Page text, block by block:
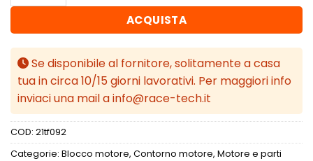
ACQUISTA
Se disponibile al fornitore, solitamente a casa
tua in circa 10/15 giorni lavorativi. Per maggiori info
inviaci una mail a info@race-tech.it
COD: 21tf092
Categorie: Blocco motore, Contorno motore, Motore e parti